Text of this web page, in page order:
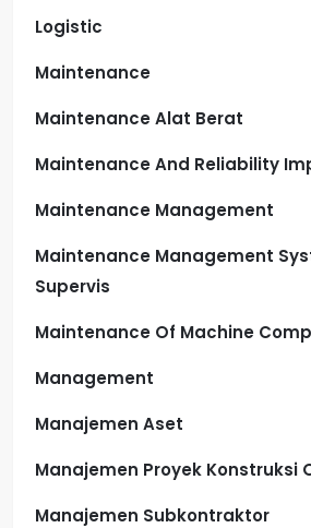
Logistic
Maintenance
Maintenance Alat Berat
Maintenance And Reliability
Maintenance Management
Maintenance Management
Supervis
Maintenance Of Machine
Management
Manajemen Aset
Manajemen Proyek Konstruksi
Manajemen Subkontraktor